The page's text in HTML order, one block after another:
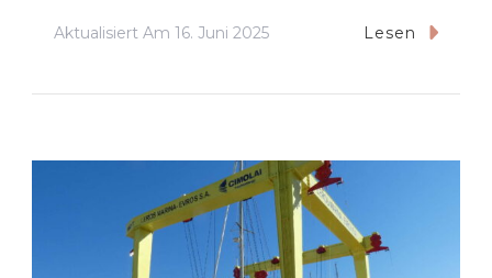
Aktualisiert Am 16. Juni 2025 Lesen